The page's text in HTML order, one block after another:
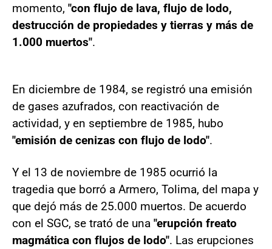
momento, "con flujo de lava, flujo de lodo,
destrucción de propiedades y tierras y más de
1.000 muertos".
En diciembre de 1984, se registró una emisión
de gases azufrados, con reactivación de
actividad, y en septiembre de 1985, hubo
"emisión de cenizas con flujo de lodo".
Y el 13 de noviembre de 1985 ocurrió la
tragedia que borró a Armero, Tolima, del mapa y
que dejó más de 25.000 muertos. De acuerdo
con el SGC, se trató de una "erupción freato
magmática con flujos de lodo". Las erupciones